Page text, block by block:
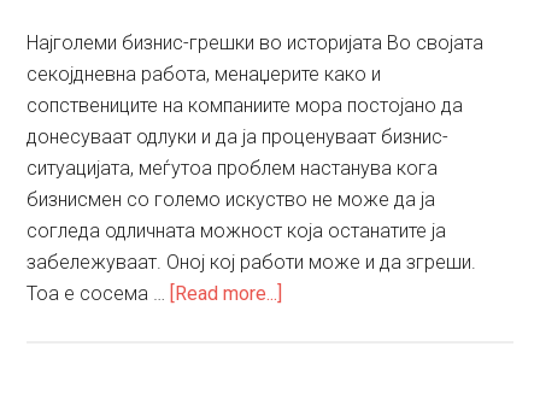
Најголеми бизнис-грешки во историјата Во својата
секојдневна работа, менаџерите како и
сопствениците на компаниите мора постојано да
донесуваат одлуки и да ја проценуваат бизнис-
ситуацијата, меѓутоа проблем настанува кога
бизнисмен со големо искуство не може да ја
согледа одличната можност која останатите ја
забележуваат. Оној кој работи може и да згреши.
Тоа е сосема … [Read more...]